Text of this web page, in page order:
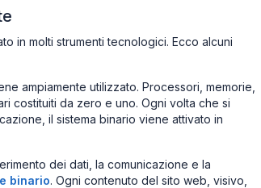
in molti strumenti tecnologici. Ecco alcuni
ampiamente utilizzato. Processori, memorie,
costituiti da zero e uno. Ogni volta che si
il sistema binario viene attivato in
dei dati, la comunicazione e la
binario. Ogni contenuto del sito web, visivo,